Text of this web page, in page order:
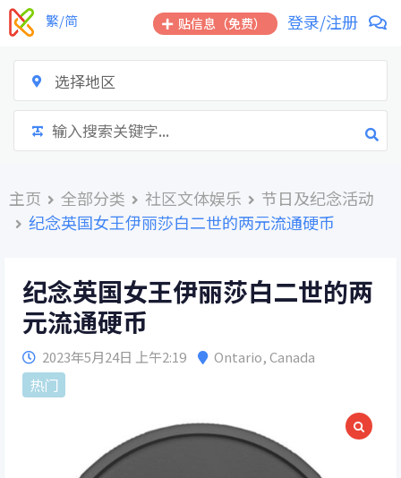
跳
到
贴信息（免费） 登录/注册
繁/简
选择地区
主页 全部分类 社区文体娱乐
节日及纪念活动
纪念英国女王伊丽莎白二世的两元流通硬币
纪念英国女王伊丽莎白二世的两
元流通硬币
2023年5月24日 上午2:19 Ontario,Canada
热门